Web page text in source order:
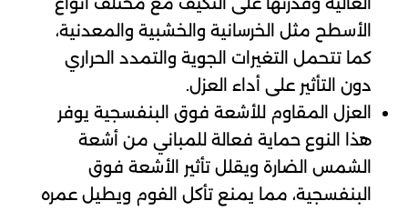
الأسطح مثل الخرسانية والخشبية والمعدنية،
كما تتحمل التغيرات الجوية والتمدد الحراري
دون التأثير على أداء العزل.
العزل المقاوم للأشعة فوق البنفسجية يوفر
هذا النوع حماية فعالة للمباني من أشعة
الشمس الضارة ويقلل تأثير الأشعة فوق
البنفسجية، مما يمنع تأكل الفوم ويطيل عمره